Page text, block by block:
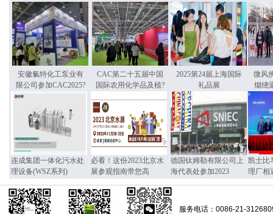
安徽氟特化工泵业有
限公司参加CAC2025?
CAC第二十五届中国
国际农用化学品及植?
2025第24届上海国际
礼品展
微风
烟绕
连成集团一体化污水处
理设备(WSZ系列)
必看！这份2023北京水
展参观指南带您高
德国钛姆勒有限公司上
海代表处参加2023
凯士比
理厂相
服务电话：0086-21-